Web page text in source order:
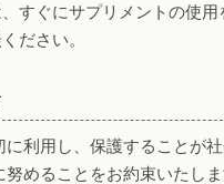
すぐにサプリメントの使用
ださい。
利用し、保護することが
めることをお約束いたしま